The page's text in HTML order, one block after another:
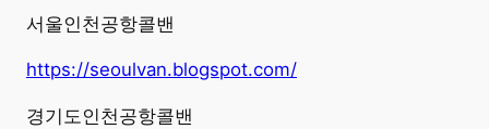
서울인천공항콜밴
https://seoulvan.blogspot.com/
경기도인천공항콜밴